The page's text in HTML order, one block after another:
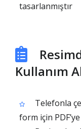
tasarlanmıştır
Kullanım
Telefonla
form için